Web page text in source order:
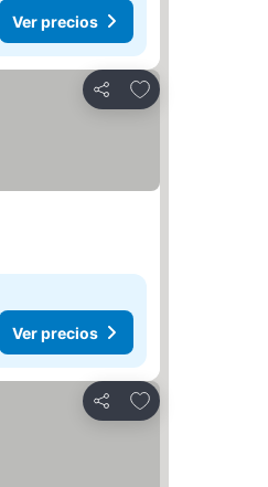
Ver precios
Compartir
Añadir a favoritos
Ver precios
Compartir
Añadir a favoritos